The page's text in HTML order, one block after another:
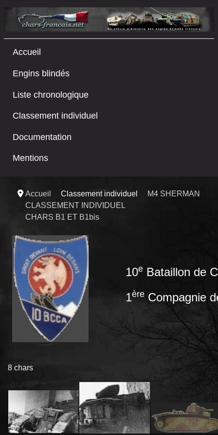
Accueil
Engins blindés
Liste chronologique
Classement individuel
Documentation
Mentions
Accueil Classement individuel
M4 SHERMAN
CLASSEMENT INDIVIDUEL
CHARS B1 ET B1bis
10e Bataillon de
1ère Compagnie
8 chars